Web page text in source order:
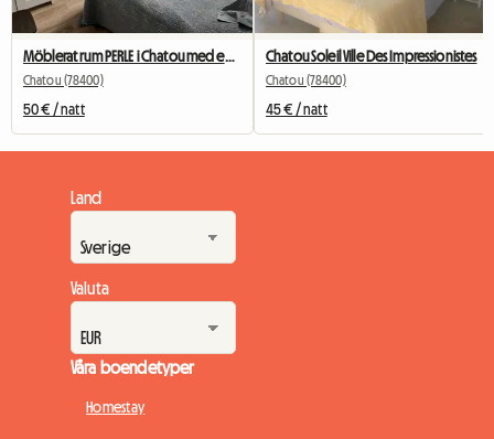
Möblerat rum PERLE i Chatou med eget badrum
Chatou (78400)
50 € / natt
Chatou Soleil Ville Des Impressionistes
Chatou (78400)
45 € / natt
Land
Valuta
Våra boendetyper
Homestay